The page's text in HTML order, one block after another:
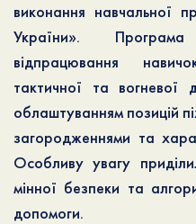
виконання навчальної
України».
відпрацювання
тактичної та вогневої
облаштуванням позицій
загородженнями та
Особливу увагу
мінної безпеки та
допомоги.